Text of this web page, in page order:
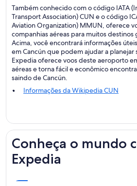
Também conhecido com o código IATA
Transport Association) CUN e o código
Aviation Organization) MMUN, oferece
companhias aéreas para muitos destinos
Acima, você encontrará informações
em Cancún que podem ajudar a planejar
Expedia oferece voos deste aeroporto
aéreas e torna fácil e econômico
saindo de Cancún.
Informações da Wikipedia CUN
Conheça o mundo
Expedia